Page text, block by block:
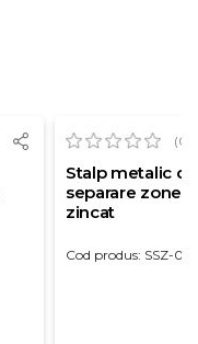
(0)
Stalp metalic
separare zone
zincat
Cod produs: SSZ-